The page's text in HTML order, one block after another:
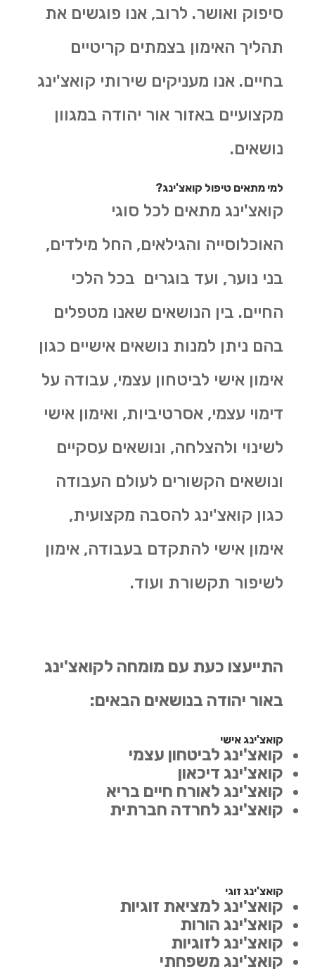
סיפוק ואושר. לרוב, אנו פוגשים את
תהליך האימון בצמתים קריטיים
בחיים. אנו מעניקים שירותי קואצ'ינג
מקצועיים באזור אור יהודה במגוון
נושאים.
למי מתאים טיפול קואצ'ינג?
קואצ'ינג מתאים לכל סוגי
האוכלוסייה והגילאים, החל מילדים,
בני נוער, ועד בוגרים בכל הלכי
החיים. בין הנושאים שאנו מטפלים
בהם ניתן למנות נושאים אישיים כגון
אימון אישי לביטחון עצמי, עבודה על
דימוי עצמי, אסרטיביות, ואימון אישי
לשינוי ולהצלחה, ונושאים עסקיים
ונושאים הקשורים לעולם העבודה
כגון קואצ'ינג להסבה מקצועית,
אימון אישי להתקדם בעבודה, אימון
לשיפור תקשורת ועוד.
התייעצו כעת עם מומחה לקואצ'ינג
באור יהודה בנושאים הבאים:
קואצ'ינג אישי
קואצ'ינג לביטחון עצמי
קואצ'ינג דיכאון
קואצ'ינג לאורח חיים בריא
קואצ'ינג לחרדה חברתית
קואצ'ינג זוגי
קואצ'ינג למציאת זוגיות
קואצ'ינג הורות
קואצ'ינג לזוגיות
קואצ'ינג משפחתי